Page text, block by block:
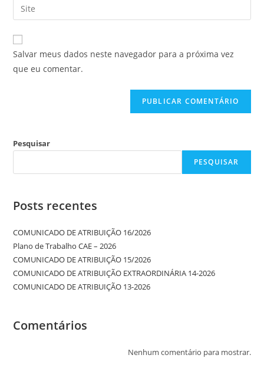
Salvar meus dados neste navegador para a próxima vez
que eu comentar.
Pesquisar
PESQUISAR
Posts recentes
COMUNICADO DE ATRIBUIÇÃO 16/2026
Plano de Trabalho CAE – 2026
COMUNICADO DE ATRIBUIÇÃO 15/2026
COMUNICADO DE ATRIBUIÇÃO EXTRAORDINÁRIA 14-2026
COMUNICADO DE ATRIBUIÇÃO 13-2026
Comentários
Nenhum comentário para mostrar.